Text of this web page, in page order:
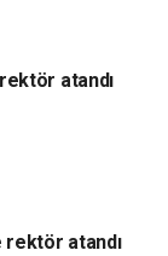
atandı
rektör atandı